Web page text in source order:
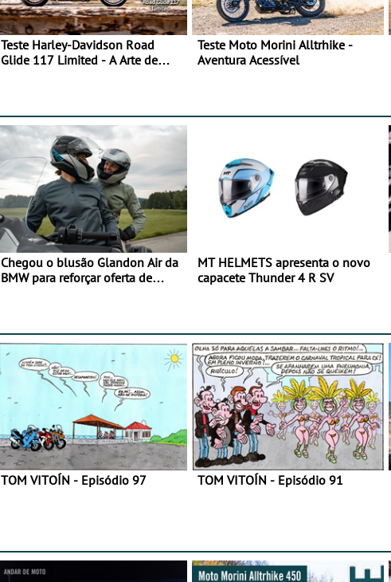
Teste Harley-Davidson Road
Glide 117 Limited - A Arte de
Teste Moto Morini Alltrhike -
Aventura Acessível
Chegou o blusão Glandon Air da
BMW para reforçar oferta de
MT HELMETS apresenta o novo
capacete Thunder 4 R SV
TOM VITOÍN - Episódio 97 TOM VITOÍN - Episódio 91